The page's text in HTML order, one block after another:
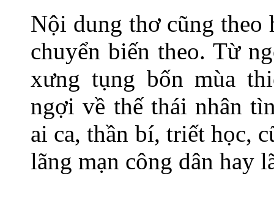
Nội dung thơ cũng theo
chuyển biến theo. Từ
xưng tụng bốn mùa
ngợi về thế thái nhân
ai ca, thần bí, triết học,
lãng mạn công dân hay